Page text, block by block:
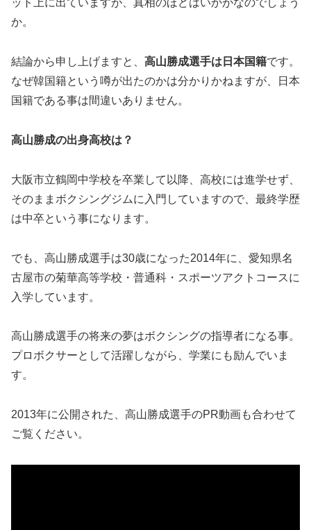
ット上に出ていますが、真相のほどはいかがなのでしょう
か。
結論から申し上げますと、 高山勝成選手は日本国籍です。
なぜ韓国籍という噂が出たのかは分かりかねますが、日本
国籍である事は間違いありません。
高山勝成の出身高校は？
大阪市立鶴岡中学校を卒業して以降、高校には進学せず、
そのままボクシングジムに入門していますので、最終学歴
は中卒という事になります。
でも、高山勝成選手は30歳になった2014年に、愛知県名
古屋市の菊華高等学校・普通科・スポーツアクトコースに
入学しています。
高山勝成選手の将来の夢はボクシングの指導者になる事。
プロボクサーとして活躍しながら、学業にも励んでいま
す。
2013年に公開された、高山勝成選手のPR動画も合わせて
ご覧ください。